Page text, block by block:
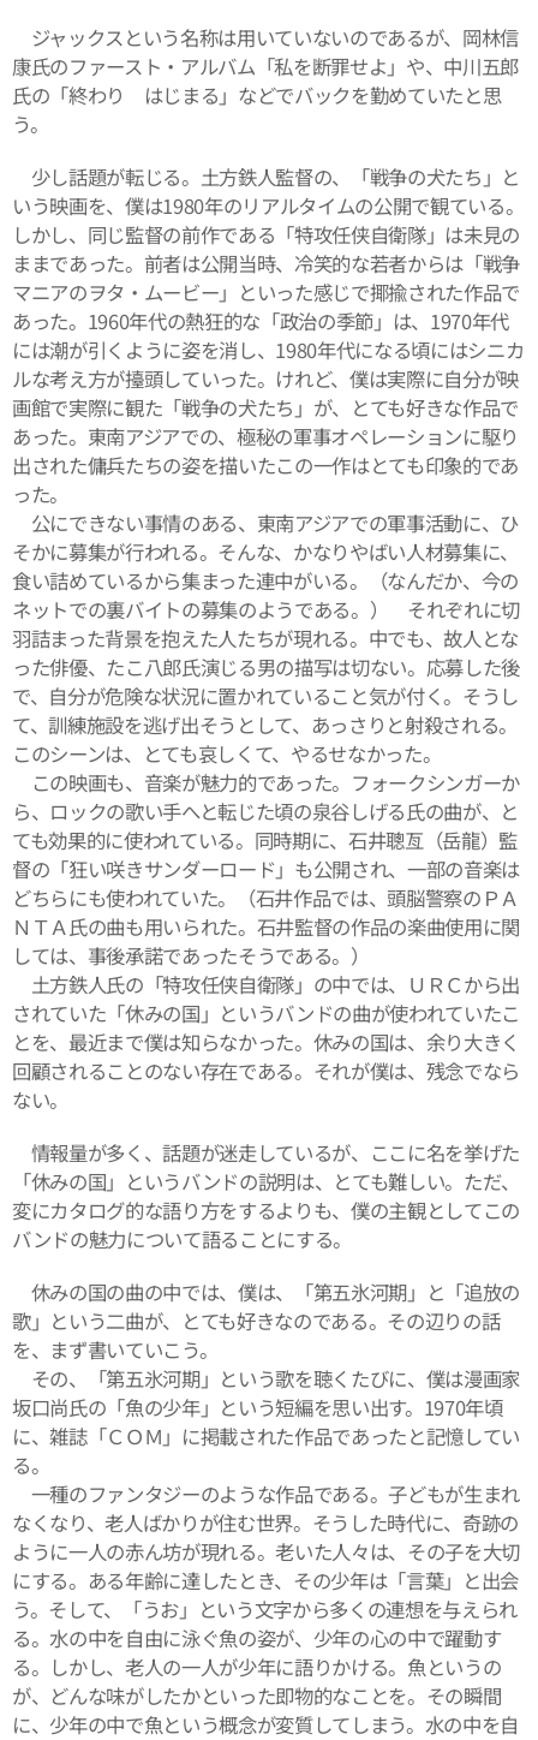
ジャックスという名称は用いていないのであるが、岡林信
康氏のファースト・アルバム「私を断罪せよ」や、中川五郎
氏の「終わり はじまる」などでバックを勤めていたと思
う。
少し話題が転じる。土方鉄人監督の、「戦争の犬たち」と
いう映画を、僕は1980年のリアルタイムの公開で観ている。
しかし、同じ監督の前作である「特攻任侠自衛隊」は未見の
ままであった。前者は公開当時、冷笑的な若者からは「戦争
マニアのヲタ・ムービー」といった感じで揶揄された作品で
あった。1960年代の熱狂的な「政治の季節」は、1970年代
には潮が引くように姿を消し、1980年代になる頃にはシニカ
ルな考え方が擡頭していった。けれど、僕は実際に自分が映
画館で実際に観た「戦争の犬たち」が、とても好きな作品で
あった。東南アジアでの、極秘の軍事オペレーションに駆り
出された傭兵たちの姿を描いたこの一作はとても印象的であ
った。
公にできない事情のある、東南アジアでの軍事活動に、ひ
そかに募集が行われる。そんな、かなりやばい人材募集に、
食い詰めているから集まった連中がいる。（なんだか、今の
ネットでの裏バイトの募集のようである。） それぞれに切
羽詰まった背景を抱えた人たちが現れる。中でも、故人とな
った俳優、たこ八郎氏演じる男の描写は切ない。応募した後
で、自分が危険な状況に置かれていること気が付く。そうし
て、訓練施設を逃げ出そうとして、あっさりと射殺される。
このシーンは、とても哀しくて、やるせなかった。
この映画も、音楽が魅力的であった。フォークシンガーか
ら、ロックの歌い手へと転じた頃の泉谷しげる氏の曲が、と
ても効果的に使われている。同時期に、石井聰亙（岳龍）監
督の「狂い咲きサンダーロード」も公開され、一部の音楽は
どちらにも使われていた。（石井作品では、頭脳警察のＰＡ
ＮＴＡ氏の曲も用いられた。石井監督の作品の楽曲使用に関
しては、事後承諾であったそうである。）
土方鉄人氏の「特攻任侠自衛隊」の中では、ＵＲＣから出
されていた「休みの国」というバンドの曲が使われていたこ
とを、最近まで僕は知らなかった。休みの国は、余り大きく
回顧されることのない存在である。それが僕は、残念でなら
ない。
情報量が多く、話題が迷走しているが、ここに名を挙げた
「休みの国」というバンドの説明は、とても難しい。ただ、
変にカタログ的な語り方をするよりも、僕の主観としてこの
バンドの魅力について語ることにする。
休みの国の曲の中では、僕は、「第五氷河期」と「追放の
歌」という二曲が、とても好きなのである。その辺りの話
を、まず書いていこう。
その、「第五氷河期」という歌を聴くたびに、僕は漫画家
坂口尚氏の「魚の少年」という短編を思い出す。1970年頃
に、雑誌「ＣＯＭ」に掲載された作品であったと記憶してい
る。
一種のファンタジーのような作品である。子どもが生まれ
なくなり、老人ばかりが住む世界。そうした時代に、奇跡の
ように一人の赤ん坊が現れる。老いた人々は、その子を大切
にする。ある年齢に達したとき、その少年は「言葉」と出会
う。そして、「うお」という文字から多くの連想を与えられ
る。水の中を自由に泳ぐ魚の姿が、少年の心の中で躍動す
る。しかし、老人の一人が少年に語りかける。魚というの
が、どんな味がしたかといった即物的なことを。その瞬間
に、少年の中で魚という概念が変質してしまう。水の中を自